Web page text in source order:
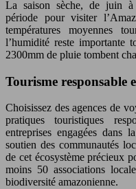
La saison sèche, de juin à
période pour visiter
températures moyennes
l’humidité reste importante
2300mm de pluie tombent
Tourisme responsable
Choisissez des agences de
pratiques touristiques
entreprises engagées dans
soutien des communautés
de cet écosystème précieux
moins 50 associations
biodiversité amazonienne.